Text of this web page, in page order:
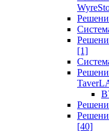
[1]
[40]